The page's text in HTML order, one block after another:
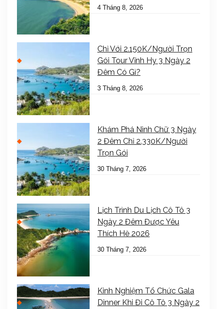
4 Tháng 8, 2026
Chỉ Với 2.150K/Người Trọn
Gói Tour Vĩnh Hy 3 Ngày 2
Đêm Có Gì?
3 Tháng 8, 2026
Khám Phá Ninh Chữ 3 Ngày
2 Đêm Chỉ 2.330K/Người
Trọn Gói
30 Tháng 7, 2026
Lịch Trình Du Lịch Cô Tô 3
Ngày 2 Đêm Được Yêu
Thích Hè 2026
30 Tháng 7, 2026
Kinh Nghiệm Tổ Chức Gala
Dinner Khi Đi Cô Tô 3 Ngày 2